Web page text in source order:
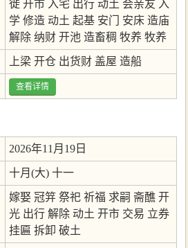
徙 开市 入宅 出行 动土 会亲友 入
学 修造 动土 起基 安门 安床 造庙
解除 纳财 开池 造畜稠 牧养 牧养
上梁 开仓 出货财 盖屋 造船
查看详情
2026年11月19日
十月(大) 十一
嫁娶 冠笄 祭祀 祈福 求嗣 斋醮 开
光 出行 解除 动土 开市 交易 立券
挂匾 拆卸 破土